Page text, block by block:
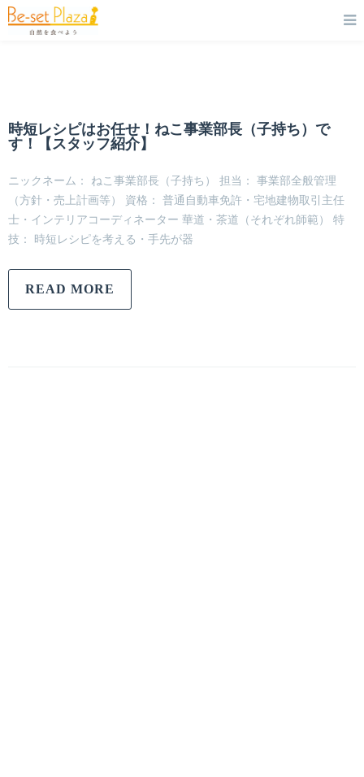
時短レシピはお任せ！ねこ事業部長（子持ち）で
す！【スタッフ紹介】
ニックネーム： ねこ事業部長（子持ち） 担当： 事業部全般管理
（方針・売上計画等） 資格： 普通自動車免許・宅地建物取引主任
士・インテリアコーディネーター 華道・茶道（それぞれ師範） 特
技： 時短レシピを考える・手先が器
READ MORE